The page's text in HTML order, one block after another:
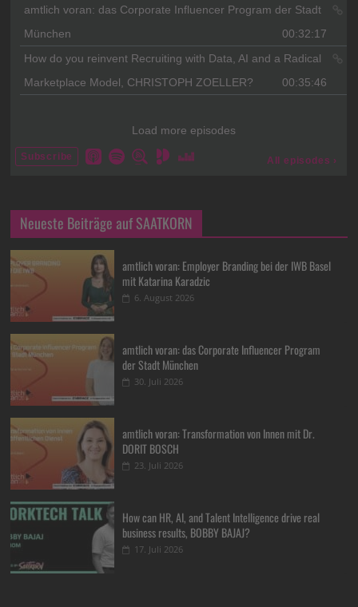
Neueste Beiträge auf SAATKORN
amtlich voran: Employer Branding bei der IWB Basel
mit Katarina Karadzic
6. August 2026
amtlich voran: das Corporate Influencer Program
der Stadt München
30. Juli 2026
amtlich voran: Transformation von Innen mit Dr.
DORIT BOSCH
23. Juli 2026
How can HR, AI, and Talent Intelligence drive real
business results, BOBBY BAJAJ?
17. Juli 2026